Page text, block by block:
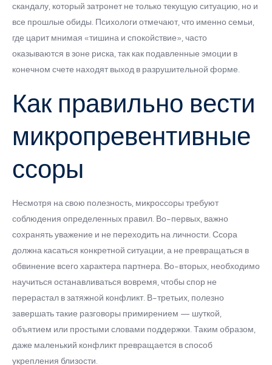
скандалу, который затронет не только текущую ситуацию, но и
все прошлые обиды. Психологи отмечают, что именно семьи,
где царит мнимая «тишина и спокойствие», часто
оказываются в зоне риска, так как подавленные эмоции в
конечном счете находят выход в разрушительной форме.
Как правильно вести
микропревентивные
ссоры
Несмотря на свою полезность, микроссоры требуют
соблюдения определенных правил. Во-первых, важно
сохранять уважение и не переходить на личности. Ссора
должна касаться конкретной ситуации, а не превращаться в
обвинение всего характера партнера. Во-вторых, необходимо
научиться останавливаться вовремя, чтобы спор не
перерастал в затяжной конфликт. В-третьих, полезно
завершать такие разговоры примирением — шуткой,
объятием или простыми словами поддержки. Таким образом,
даже маленький конфликт превращается в способ
укрепления близости.